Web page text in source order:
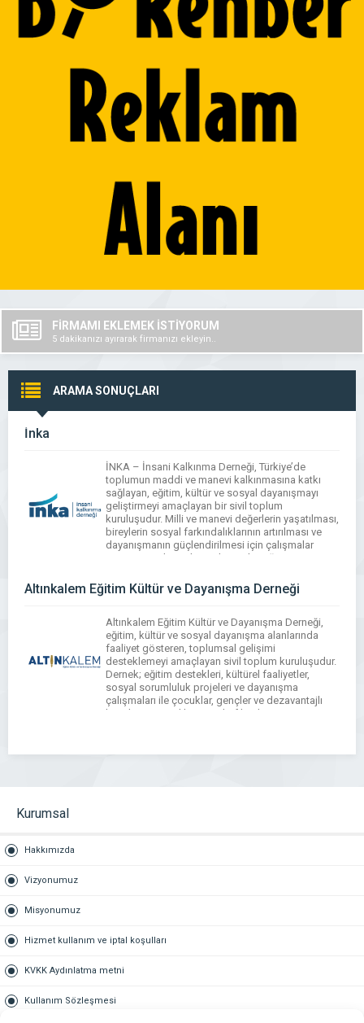
FİRMAMI EKLEMEK İSTİYORUM
5 dakikanızı ayırarak firmanızı ekleyin..
ARAMA SONUÇLARI
İnka
İNKA – İnsani Kalkınma Derneği, Türkiye’de
toplumun maddi ve manevi kalkınmasına katkı
sağlayan, eğitim, kültür ve sosyal dayanışmayı
geliştirmeyi amaçlayan bir sivil toplum
kuruluşudur. Milli ve manevi değerlerin yaşatılması,
bireylerin sosyal farkındalıklarının artırılması ve
dayanışmanın güçlendirilmesi için çalışmalar
yapar. Dernek; toplumsal projeler, eğitim
kalkınma modelleri geliştirme faaliyetleriyle yerel
ve […]
Altınkalem Eğitim Kültür ve Dayanışma Derneği
Altınkalem Eğitim Kültür ve Dayanışma Derneği,
eğitim, kültür ve sosyal dayanışma alanlarında
faaliyet gösteren, toplumsal gelişimi
desteklemeyi amaçlayan sivil toplum kuruluşudur.
Dernek; eğitim destekleri, kültürel faaliyetler,
sosyal sorumluluk projeleri ve dayanışma
çalışmaları ile çocuklar, gençler ve dezavantajlı
bireylerin sosyal hayata aktif katılımını
topluma değer katan projeler […]
Kurumsal
Hakkımızda
Vizyonumuz
Misyonumuz
Hizmet kullanım ve iptal koşulları
KVKK Aydınlatma metni
Kullanım Sözleşmesi